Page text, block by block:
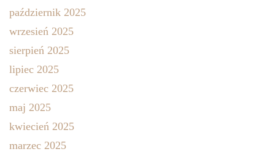
październik 2025
wrzesień 2025
sierpień 2025
lipiec 2025
czerwiec 2025
maj 2025
kwiecień 2025
marzec 2025